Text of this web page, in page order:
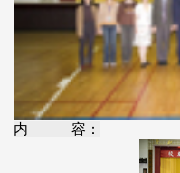
内 容：